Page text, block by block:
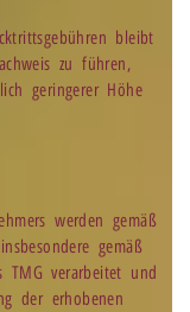
bleibt
zu führen,
geringerer Höhe
werden gemäß
gemäß
TMG verarbeitet und
der erhobenen